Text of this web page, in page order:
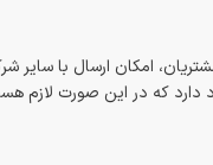
امکان ارسال با
دارد که در این صورت لازم